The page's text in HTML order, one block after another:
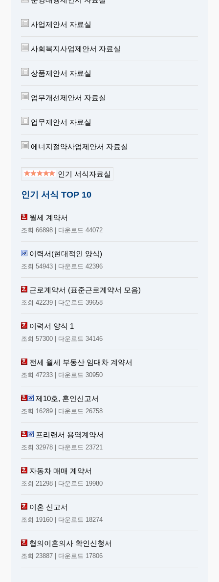
사업제안서 자료실
사회복지사업제안서 자료실
상품제안서 자료실
업무개선제안서 자료실
업무제안서 자료실
에너지절약사업제안서 자료실
인기 서식자료실
인기 서식 TOP 10
월세 계약서
조회 66898 | 다운로드 44072
이력서(현대적인 양식)
조회 54943 | 다운로드 42396
근로계약서 (표준근로계약서 모음)
조회 42239 | 다운로드 39658
이력서 양식 1
조회 57300 | 다운로드 34146
전세 월세 부동산 임대차 계약서
조회 47233 | 다운로드 30950
제10호, 혼인신고서
조회 16289 | 다운로드 26758
프리랜서 용역계약서
조회 32978 | 다운로드 23721
자동차 매매 계약서
조회 21298 | 다운로드 19980
이혼 신고서
조회 19160 | 다운로드 18274
협의이혼의사 확인신청서
조회 23887 | 다운로드 17806